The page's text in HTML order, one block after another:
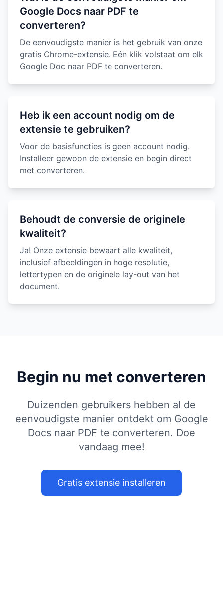
Google Docs naar PDF te
converteren?
De eenvoudigste manier is het gebruik van onze
gratis Chrome-extensie. Eén klik volstaat om elk
Google Doc naar PDF te converteren.
Heb ik een account nodig om de
extensie te gebruiken?
Voor de basisfuncties is geen account nodig.
Installeer gewoon de extensie en begin direct
met converteren.
Behoudt de conversie de originele
kwaliteit?
Ja! Onze extensie bewaart alle kwaliteit,
inclusief afbeeldingen in hoge resolutie,
lettertypen en de originele lay-out van het
document.
Begin nu met converteren
Duizenden gebruikers hebben al de
eenvoudigste manier ontdekt om Google
Docs naar PDF te converteren. Doe
vandaag mee!
Gratis extensie installeren